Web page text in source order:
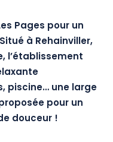
Pages pour un
Situé à Rehainviller,
, l’établissement
piscine… une large
pour un
douceur !